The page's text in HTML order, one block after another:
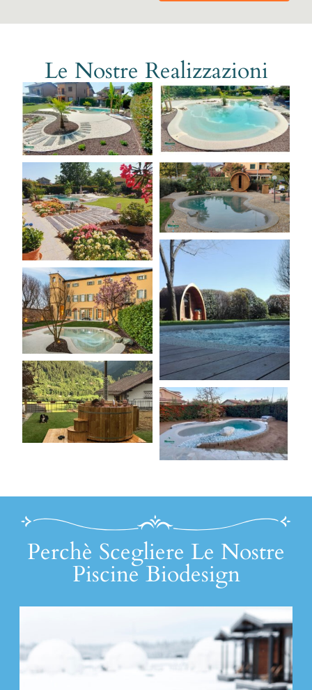
Le Nostre Realizzazioni
Perchè Scegliere Le Nostre
Piscine Biodesign